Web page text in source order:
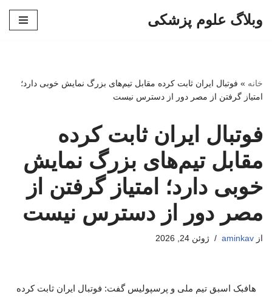
وبلاگ علوم پزشکی
خانه » فوتبال ایران ثابت کرده مقابل تیم‌های بزرگ نمایش خوبی دارد؛
امتیاز گرفتن از مصر دور از دسترس نیست
فوتبال ایران ثابت کرده
مقابل تیم‌های بزرگ نمایش
خوبی دارد؛ امتیاز گرفتن از
مصر دور از دسترس نیست
از aminkav ژوئن 24, 2026
هافبک اسبق تیم ملی و پرسپولیس گفت: فوتبال ایران ثابت کرده